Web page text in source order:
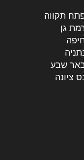
תקווה
גן
שבע
ציונה